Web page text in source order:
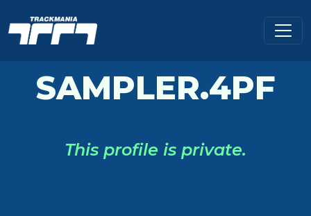
SAMPLER.4PF
This profile is private.